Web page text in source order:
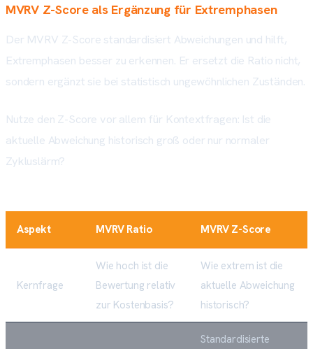
MVRV Z-Score als Ergänzung für Extremphasen
Der MVRV Z-Score standardisiert Abweichungen und hilft,
Extremphasen besser zu erkennen. Er ersetzt die Ratio nicht,
sondern ergänzt sie bei statistisch ungewöhnlichen Zuständen.
Nutze den Z-Score vor allem für Kontextfragen: Ist die
aktuelle Abweichung historisch groß oder nur normaler
Zykluslärm?
Aspekt MVRV Ratio MVRV Z-Score
Kernfrage
Wie hoch ist die
Bewertung relativ
zur Kostenbasis?
Wie extrem ist die
aktuelle Abweichung
historisch?
Standardisierte